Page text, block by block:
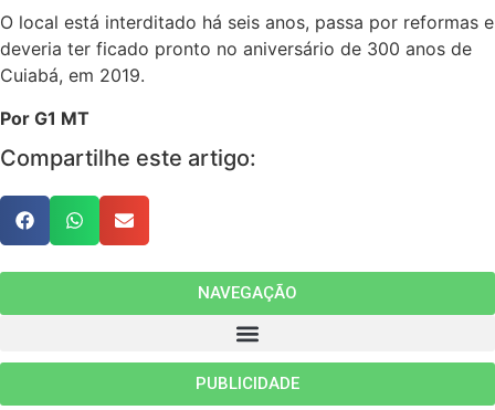
O local está interditado há seis anos, passa por reformas e
deveria ter ficado pronto no aniversário de 300 anos de
Cuiabá, em 2019.
Por G1 MT
Compartilhe este artigo:
NAVEGAÇÃO
PUBLICIDADE